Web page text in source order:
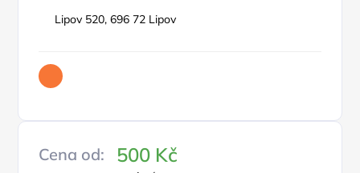
Lipov 520, 696 72 Lipov
Cena od: 500 Kč